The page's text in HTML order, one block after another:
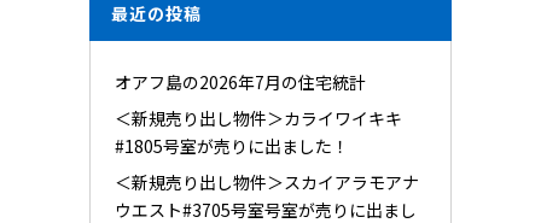
最近の投稿
オアフ島の2026年7月の住宅統計
＜新規売り出し物件＞カライワイキキ
#1805号室が売りに出ました！
＜新規売り出し物件＞スカイアラモアナ
ウエスト#3705号室号室が売りに出まし